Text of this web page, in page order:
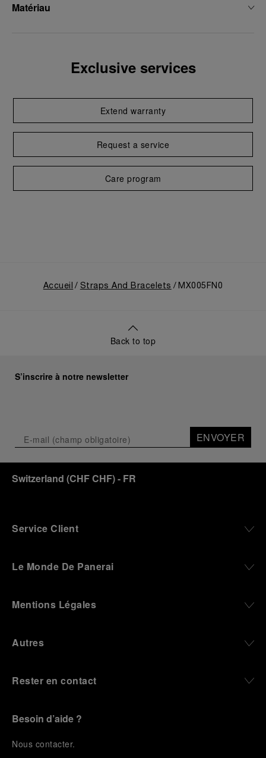
Matériau
Exclusive services
Extend warranty
Request a service
Care program
Accueil Straps And Bracelets MX005FN0
Back to top
S’inscrire à notre newsletter
ENVOYER
Switzerland (CHF CHF)- FR
Service Client
Le Monde De Panerai
Mentions Légales
Autres
Rester en contact
Besoin d’aide ?
Nous contacter.